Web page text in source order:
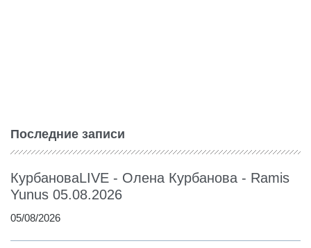
Последние записи
КурбановаLIVE - Олена Курбанова - Ramis
Yunus 05.08.2026
05/08/2026